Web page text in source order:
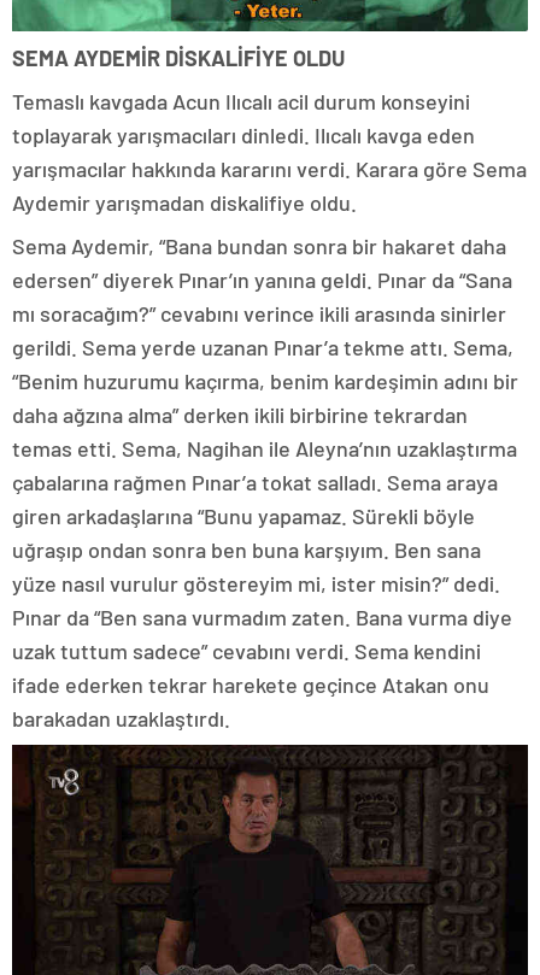
SEMA AYDEMİR DİSKALİFİYE OLDU
Temaslı kavgada Acun Ilıcalı acil durum konseyini
toplayarak yarışmacıları dinledi. Ilıcalı kavga eden
yarışmacılar hakkında kararını verdi. Karara göre Sema
Aydemir yarışmadan diskalifiye oldu.
Sema Aydemir, “Bana bundan sonra bir hakaret daha
edersen” diyerek Pınar’ın yanına geldi. Pınar da “Sana
mı soracağım?” cevabını verince ikili arasında sinirler
gerildi. Sema yerde uzanan Pınar’a tekme attı. Sema,
“Benim huzurumu kaçırma, benim kardeşimin adını bir
daha ağzına alma” derken ikili birbirine tekrardan
temas etti. Sema, Nagihan ile Aleyna’nın uzaklaştırma
çabalarına rağmen Pınar’a tokat salladı. Sema araya
giren arkadaşlarına “Bunu yapamaz. Sürekli böyle
uğraşıp ondan sonra ben buna karşıyım. Ben sana
yüze nasıl vurulur göstereyim mi, ister misin?” dedi.
Pınar da “Ben sana vurmadım zaten. Bana vurma diye
uzak tuttum sadece” cevabını verdi. Sema kendini
ifade ederken tekrar harekete geçince Atakan onu
barakadan uzaklaştırdı.